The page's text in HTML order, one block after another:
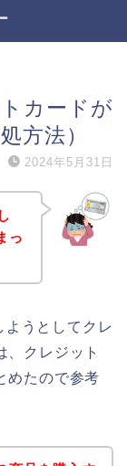
カードが
方法）
2024年5月31日
っ
ようとしてクレ
、クレジット
めたので参考